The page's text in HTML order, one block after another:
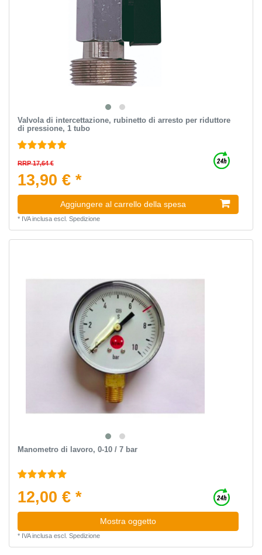
Valvola di intercettazione, rubinetto di arresto per riduttore
di pressione, 1 tubo
RRP 17,64 €
13,90 € *
Aggiungere al carrello della spesa
* IVA inclusaescl. Spedizione
Manometro di lavoro, 0-10 / 7 bar
12,00 € *
Mostra oggetto
* IVA inclusaescl. Spedizione